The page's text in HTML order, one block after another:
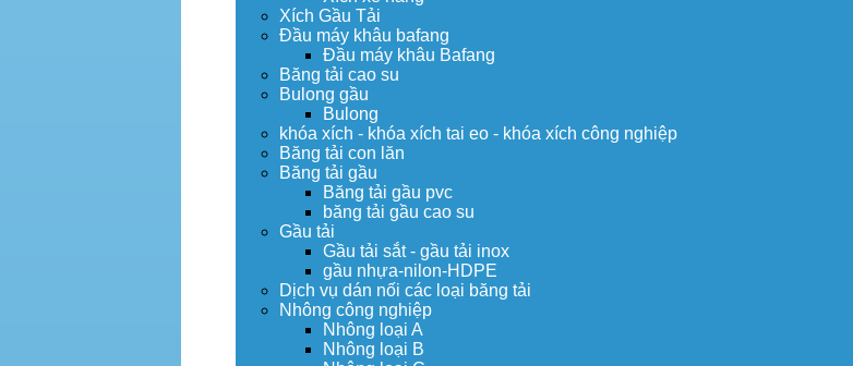
Xích Gầu Tải
Đầu máy khâu bafang
Đầu máy khâu Bafang
Băng tải cao su
Bulong gầu
Bulong
khóa xích - khóa xích tai eo - khóa xích công nghiệp
Băng tải con lăn
Băng tải gầu
Băng tải gầu pvc
băng tải gầu cao su
Gầu tải
Gầu tải sắt - gầu tải inox
gầu nhựa-nilon-HDPE
Dịch vụ dán nối các loại băng tải
Nhông công nghiệp
Nhông loại A
Nhông loại B